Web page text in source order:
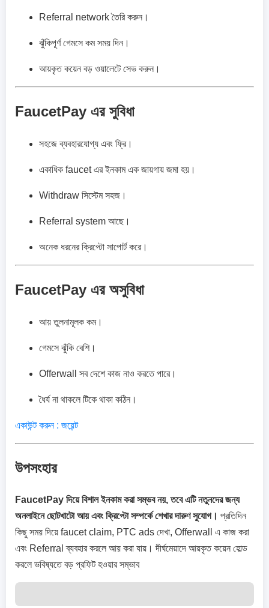
Referral network তৈরি করুন।
ঝুঁকিপূর্ণ গেমসে কম সময় দিন।
আয়কৃত কয়েন বড় ওয়ালেটে সেভ করুন।
FaucetPay এর সুবিধা
সহজে ব্যবহারযোগ্য এবং ফ্রি।
একাধিক faucet এর ইনকাম এক জায়গায় জমা হয়।
Withdraw সিস্টেম সহজ।
Referral system আছে।
অনেক ধরনের ক্রিপ্টো সাপোর্ট করে।
FaucetPay এর অসুবিধা
আয় তুলনামূলক কম।
গেমসে ঝুঁকি বেশি।
Offerwall সব দেশে কাজ নাও করতে পারে।
ধৈর্য না থাকলে টিকে থাকা কঠিন।
একাউন্ট করুন : জয়েন্ট
উপসংহার
FaucetPay দিয়ে বিশাল ইনকাম করা সম্ভব নয়, তবে এটি নতুনদের জন্য
অনলাইনে ছোটখাটো আয় এবং ক্রিপ্টো সম্পর্কে শেখার দারুণ সুযোগ। প্রতিদিন
কিছু সময় দিয়ে faucet claim, PTC ads দেখা, Offerwall এ কাজ করা
এবং Referral ব্যবহার করলে আয় করা যায়। দীর্ঘমেয়াদে আয়কৃত কয়েন হোল্ড
করলে ভবিষ্যতে বড় প্রফিট হওয়ার সম্ভাব